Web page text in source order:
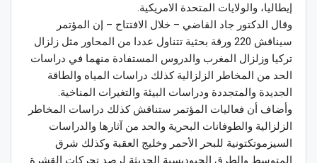
إيطاليا، والولايات المتحدة الامريكية.
وقال الدكتور جاد القاضي – خلال الافتتاح – إن المؤتمر
سيناقش 220 ورقة بحثية تتناول عددا من المحاور مثل زلزال
تركيا وزلزال المغرب والدروس المستفادة منهما في دراسات
الحد من المخاطر الزلزالية كذلك دراسات المياه والطاقة
الجديدة والمتجددة ودراسات البيئة والتغيرات المناخية.
وأضاف أن فعاليات المؤتمر ستناقش كذلك دراسات المخاطر
الزلزالية والطوفانات البحرية والحد من آثارها والدراسات
السيزموتكتونية للبحر الأحمر وخليج العقبة وكذلك شرق
المتوسط والطرق الجيوديسية الحديثة لرصد تحركات القشرة